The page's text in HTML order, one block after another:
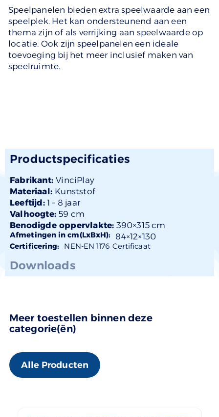
Speelpanelen bieden extra speelwaarde aan een
speelplek. Het kan ondersteunend aan een
thema zijn of als verrijking aan speelwaarde op
locatie. Ook zijn speelpanelen een ideale
toevoeging bij het meer inclusief maken van
speelruimte.
Productspecificaties
Fabrikant:VinciPlay
Materiaal: Kunststof
Leeftijd:1 – 8 jaar
Valhoogte: 59 cm
Benodigde oppervlakte: 390×315 cm
Afmetingen in cm(LxBxH): 84×12×130
Certificering: NEN-EN 1176 Certificaat
Downloads
Meer toestellen binnen deze
categorie(ën)
Alle Producten